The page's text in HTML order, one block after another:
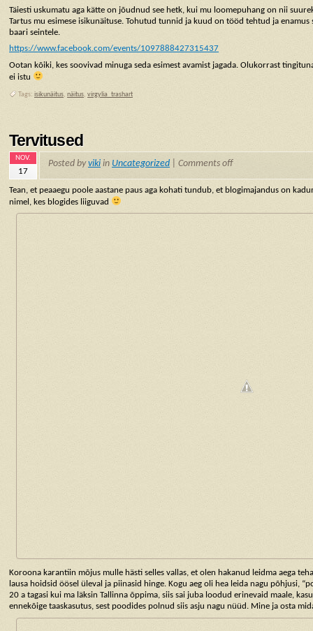
Täiesti uskumatu aga kätte on jõudnud see hetk, kui mu loomepuhang on nii
Tartus mu esimese isikunäituse. Tohutud tunnid ja kuud on tööd tehtud ja
baari seintele.
https://www.facebook.com/events/1097888427315437
Ootan kõiki, kes soovivad minuga seda esimest avamist jagada. Olukorrast
ei istu
Tags: isikunäitus, näitus, virgylia_trashart
Tervitused
NOV.
17
Posted byviki in Uncategorized Comments off
Tean, et peaaegu poole aastane paus aga kohati tundub, et blogimajandus on
nimel, kes blogides liiguvad
Koroona karantiin mõjus mulle hästi selles vallas, et olen hakanud leidma aega
lausa hoidsid öösel üleval ja piinasid hinge. Kogu aeg oli hea leida nagu põhjusi,
20 a tagasi kui ma läksin Tallinna õppima, siis sai juba loodud erinevaid maale,
ennekõige taaskasutus, sest poodides polnud siis asju nagu nüüd. Mine ja osta